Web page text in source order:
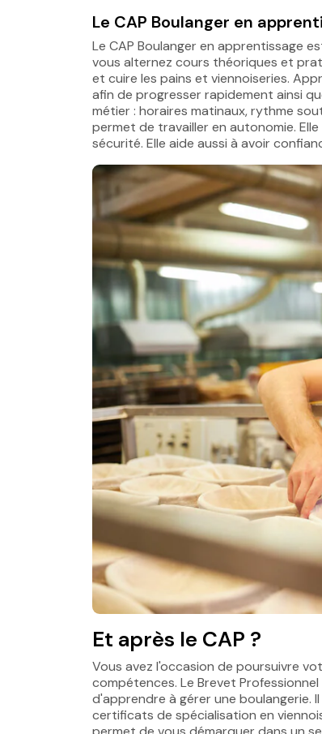
Le CAP Boulanger en
Le CAP Boulanger en apprentissage
vous alternez cours théoriques et
et cuire les pains et viennoiseries.
afin de progresser rapidement ainsi
métier : horaires matinaux, rythme
permet de travailler en autonomie.
sécurité. Elle aide aussi à avoir
Et après le CAP ?
Vous avez l'occasion de poursuivre
compétences. Le Brevet
d'apprendre à gérer une
certificats de spécialisation en